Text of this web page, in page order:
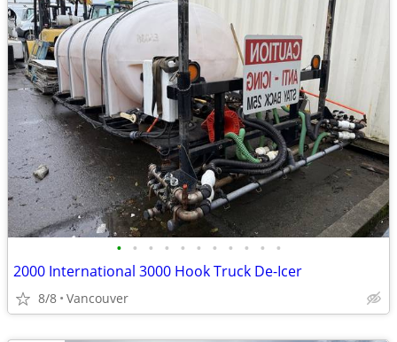
• • • • • • • • • • •
2000 International 3000 Hook Truck De-Icer
8/8 Vancouver